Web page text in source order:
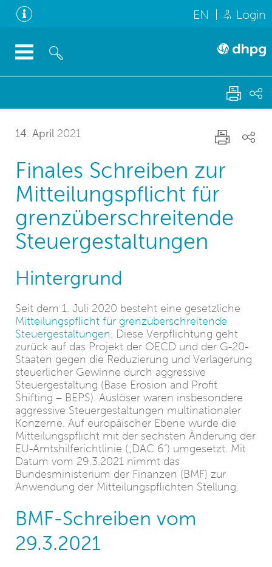
EN Login
14. April 2021
Finales Schreiben zur
Mitteilungspflicht für
grenzüberschreitende
Steuergestaltungen
Hintergrund
Seit dem 1. Juli 2020 besteht eine gesetzliche
Mitteilungspflicht für grenzüberschreitende
Steuergestaltungen. Diese Verpflichtung geht
zurück auf das Projekt der OECD und der G-20-
Staaten gegen die Reduzierung und Verlagerung
steuerlicher Gewinne durch aggressive
Steuergestaltung (Base Erosion and Profit
Shifting – BEPS). Auslöser waren insbesondere
aggressive Steuergestaltungen multinationaler
Konzerne. Auf europäischer Ebene wurde die
Mitteilungspflicht mit der sechsten Änderung der
EU-Amtshilferichtlinie („DAC 6“) umgesetzt. Mit
Datum vom 29.3.2021 nimmt das
Bundesministerium der Finanzen (BMF) zur
Anwendung der Mitteilungspflichten Stellung.
BMF-Schreiben vom
29.3.2021